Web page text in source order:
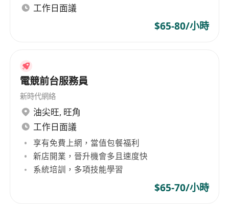
· 主理蒸炒類菜品，出品穩定、手腳快
工作日面議
$65-80/小時
電競前台服務員
新時代網絡
油尖旺, 旺角
工作日面議
享有免費上網，當值包餐福利
新店開業，晉升機會多且速度快
系統培訓，多項技能學習
$65-70/小時